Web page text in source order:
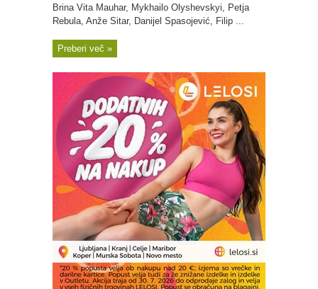
Brina Vita Mauhar, Mykhailo Olyshevskyi, Petja
Rebula, Anže Sitar, Danijel Spasojević, Filip ...
Preberi več »